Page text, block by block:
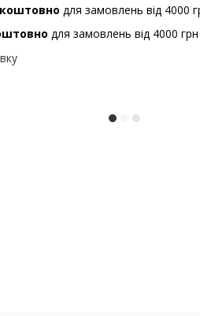
для замовлень від 4000
для замовлень від 4000 грн